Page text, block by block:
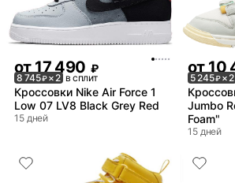
от 17 490 ₽
8 745₽× 2 в сплит
Кроссовки Nike Air Force 1
Low 07 LV8 Black Grey Red
15 дней
от 10
5 245₽× 2
Jumbo
Foam"
15 дней